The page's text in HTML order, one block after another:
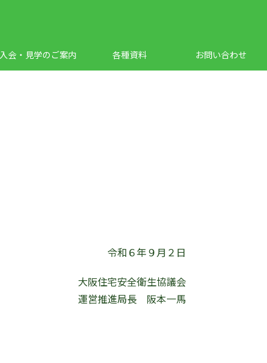
入会・見学のご案内 各種資料 お問い合わせ
令和６年９月２日
大阪住宅安全衛生協議会
運営推進局長 阪本一馬